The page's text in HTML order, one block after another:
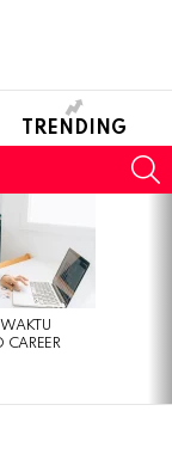
TRENDING
CAREER